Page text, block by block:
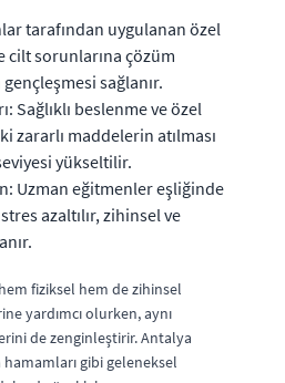
tarafından uygulanan özel
cilt sorunlarına çözüm
sağlanır.
Sağlıklı beslenme ve özel
zararlı maddelerin atılması
yükseltilir.
Uzman eğitmenler eşliğinde
azaltılır, zihinsel ve
fiziksel hem de zihinsel
yardımcı olurken, aynı
de zenginleştirir. Antalya
gibi geleneksel